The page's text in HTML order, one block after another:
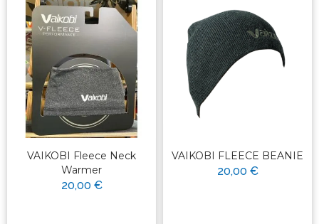
VAIKOBI Fleece Neck
Warmer
20,00 €
VAIKOBI FLEECE BEANIE
20,00 €